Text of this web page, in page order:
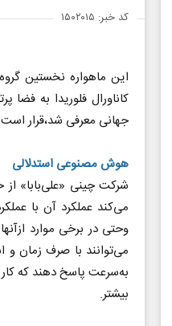
کد خبر: ۱۵۰۲۰۱۵
جهانی معرفی شد،قرار است درمجموع ۳هزار و ۲۳۶ ماهواره را در
هوش مصنوعی استدلالی
می‌کند عملکرد آن با
می‌توانند با صرف زمان و
بیشتر.